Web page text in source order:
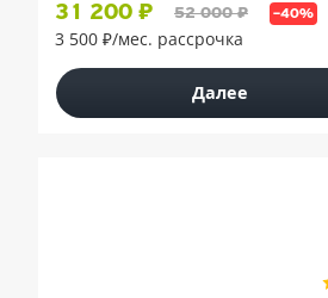
31 200 ₽ 52 000 ₽ –40%
3 500 ₽/мес. рассрочка
Далее